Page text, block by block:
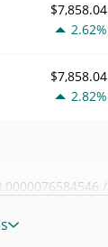
$7,858.04
2.62%
$7,858.04
2.82%
/